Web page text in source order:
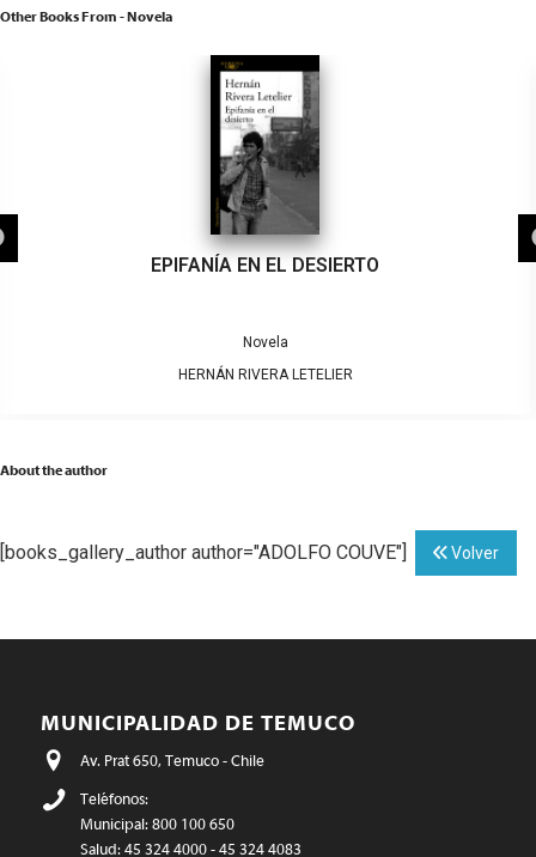
Other Books From - Novela
EPIFANÍA EN EL DESIERTO
Novela
HERNÁN RIVERA LETELIER
About the author
[books_gallery_author author="ADOLFO COUVE"] Volver
MUNICIPALIDAD DE TEMUCO
Av. Prat 650, Temuco - Chile
Teléfonos:
Municipal: 800 100 650
Salud: 45 324 4000 - 45 324 4083